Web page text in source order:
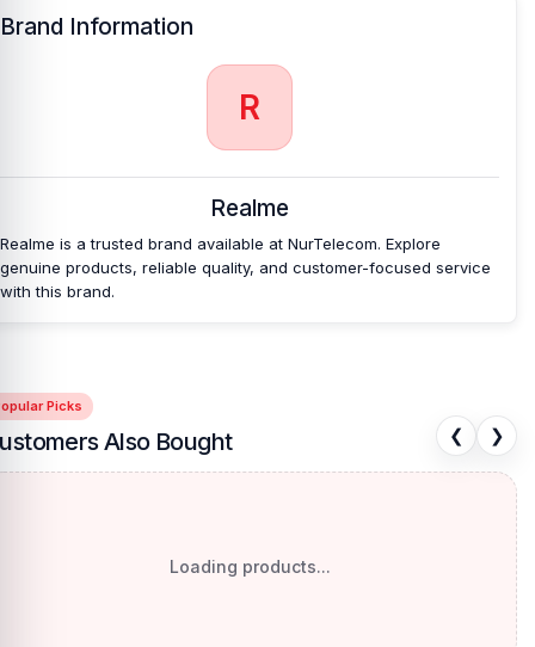
Brand Information
R
Realme
Realme is a trusted brand available at NurTelecom. Explore
genuine products, reliable quality, and customer-focused service
with this brand.
Picks
Also Bought ❮ ❯
Loading products...